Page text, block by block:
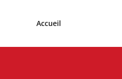
Accueil